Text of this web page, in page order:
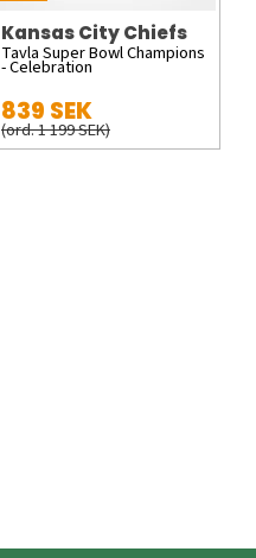
Kansas City Chiefs
Tavla Super Bowl Champions
- Celebration
839 SEK
(ord. 1 199 SEK)